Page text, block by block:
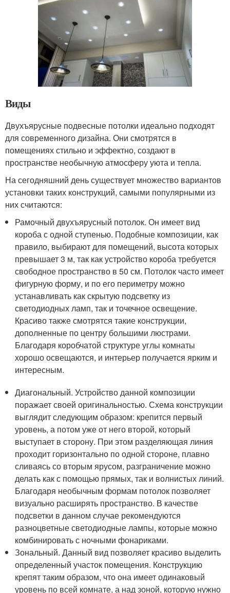
Виды
Двухъярусные подвесные потолки идеально подходят
для современного дизайна. Они смотрятся в
помещениях стильно и эффектно, создают в
пространстве необычную атмосферу уюта и тепла.
На сегодняшний день существует множество вариантов
установки таких конструкций, самыми популярными из
них считаются:
Рамочный двухъярусный потолок. Он имеет вид
короба с одной ступенью. Подобные композиции, как
правило, выбирают для помещений, высота которых
превышает 3 м, так как устройство короба требуется
свободное пространство в 50 см. Потолок часто имеет
фигурную форму, и по его периметру можно
устанавливать как скрытую подсветку из
светодиодных ламп, так и точечное освещение.
Красиво также смотрятся такие конструкции,
дополненные по центру большими люстрами.
Благодаря коробчатой структуре углы комнаты
хорошо освещаются, и интерьер получается ярким и
интересным.
Диагональный. Устройство данной композиции
поражает своей оригинальностью. Схема конструкции
выглядит следующим образом: крепится первый
уровень, а потом уже от него второй, который
выступает в сторону. При этом разделяющая линия
проходит горизонтально по одной стороне, плавно
сливаясь со вторым ярусом, разграничение можно
делать как с помощью прямых, так и волнистых линий.
Благодаря необычным формам потолок позволяет
визуально расширять пространство. В качестве
подсветки в данном случае рекомендуются
разноцветные светодиодные лампы, которые можно
комбинировать с ночными фонариками.
Зональный. Данный вид позволяет красиво выделить
определенный участок помещения. Конструкцию
крепят таким образом, что она имеет одинаковый
уровень по всей комнате, а над зоной, которую нужно